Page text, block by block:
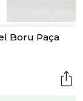
Boru Paça